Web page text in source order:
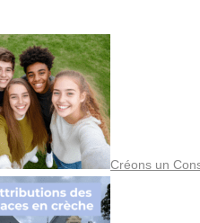
Créons un